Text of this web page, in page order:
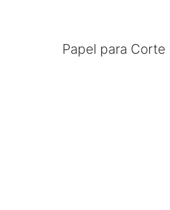
Papel para Corte